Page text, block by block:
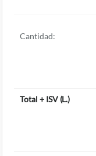
Cantidad:
Total + ISV(L.)